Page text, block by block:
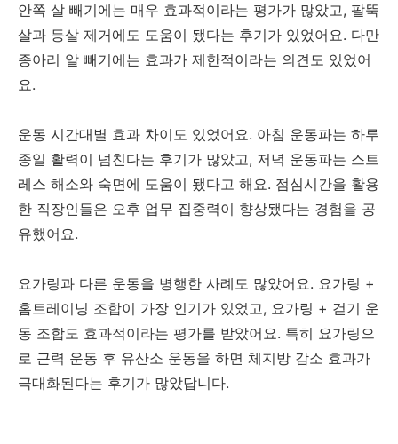
안쪽 살 빼기에는 매우 효과적이라는 평가가 많았고, 팔뚝
살과 등살 제거에도 도움이 됐다는 후기가 있었어요. 다만
종아리 알 빼기에는 효과가 제한적이라는 의견도 있었어
요.
운동 시간대별 효과 차이도 있었어요. 아침 운동파는 하루
종일 활력이 넘친다는 후기가 많았고, 저녁 운동파는 스트
레스 해소와 숙면에 도움이 됐다고 해요. 점심시간을 활용
한 직장인들은 오후 업무 집중력이 향상됐다는 경험을 공
유했어요.
요가링과 다른 운동을 병행한 사례도 많았어요. 요가링 +
홈트레이닝 조합이 가장 인기가 있었고, 요가링 + 걷기 운
동 조합도 효과적이라는 평가를 받았어요. 특히 요가링으
로 근력 운동 후 유산소 운동을 하면 체지방 감소 효과가
극대화된다는 후기가 많았답니다.